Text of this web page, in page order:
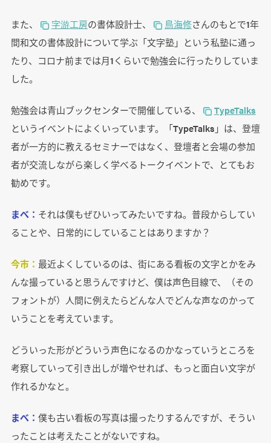
また、 字游工房の書体設計士、 鳥海修さんのもとで1年
間和文の書体設計について学ぶ「文字塾」という私塾に通っ
たり、コロナ前までは月1くらいで勉強会に行ったりしていま
した。
勉強会は青山ブックセンターで開催している、
TypeTalks
というイべントによくいっています。「TypeTalks」は、登壇
者が一方的に教えるセミナーではなく、登壇者と会場の参加
者が交流しながら楽しく学べるトークイベントで、とてもお
勧めです。
まべ： それは僕もぜひいってみたいですね。普段からしてい
ることや、日常的にしていることはありますか？
今市： 最近よくしているのは、街にある看板の文字とかをみ
んな撮っていると思うんですけど、僕は声色目線で、（その
フォントが）人間に例えたらどんな人でどんな声なのかって
いうことを考えています。
どういった形がどういう声色になるのかなっていうところを
考察していって引き出しが増やせれば、もっと面白い文字が
作れるかなと。
まべ： 僕も古い看板の写真は撮ったりするんですが、そうい
ったことは考えたことがないですね。